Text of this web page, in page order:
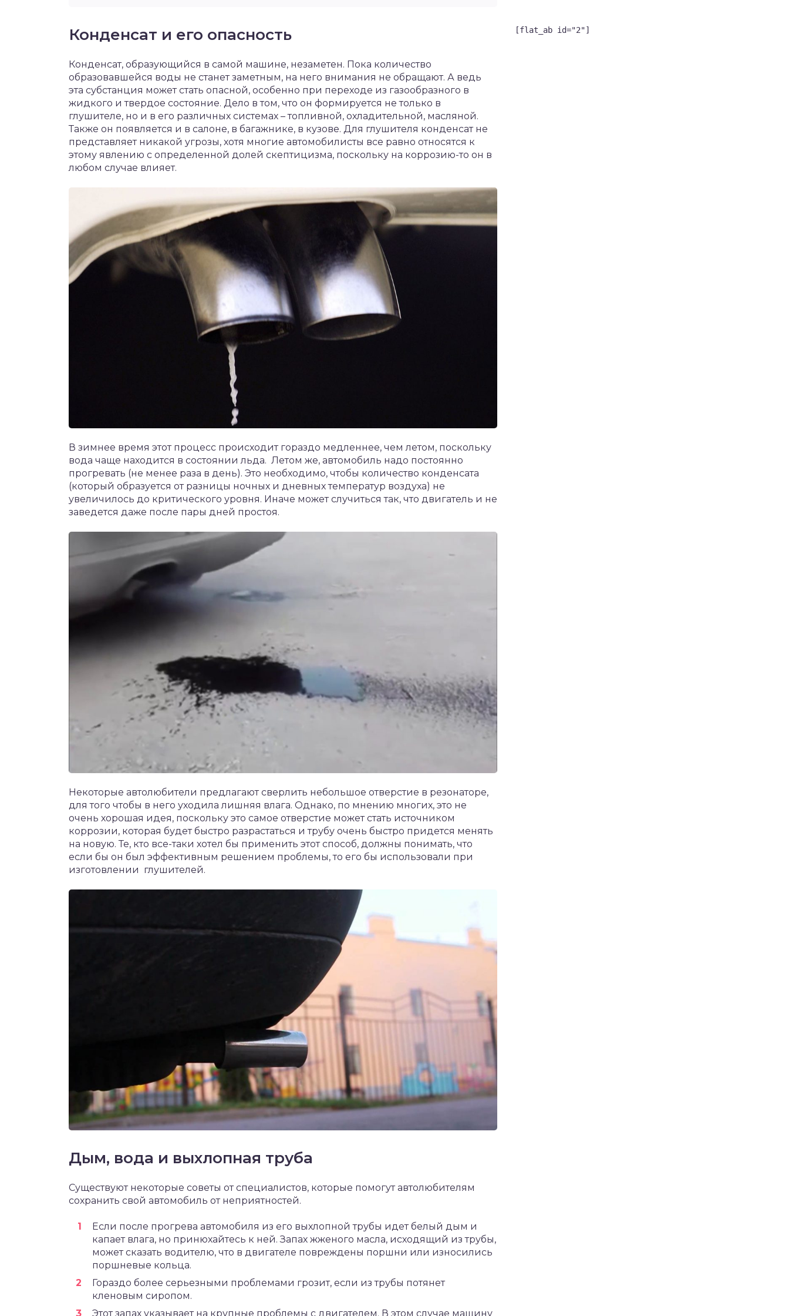
Конденсат и его опасность
Конденсат, образующийся в самой машине, незаметен. Пока количество
образовавшейся воды не станет заметным, на него внимания не обращают. А ведь
эта субстанция может стать опасной, особенно при переходе из газообразного в
жидкого и твердое состояние. Дело в том, что он формируется не только в
глушителе, но и в его различных системах – топливной, охладительной, масляной.
Также он появляется и в салоне, в багажнике, в кузове. Для глушителя конденсат не
представляет никакой угрозы, хотя многие автомобилисты все равно относятся к
этому явлению с определенной долей скептицизма, поскольку на коррозию-то он в
любом случае влияет.
В зимнее время этот процесс происходит гораздо медленнее, чем летом, поскольку
вода чаще находится в состоянии льда. Летом же, автомобиль надо постоянно
прогревать (не менее раза в день). Это необходимо, чтобы количество конденсата
(который образуется от разницы ночных и дневных температур воздуха) не
увеличилось до критического уровня. Иначе может случиться так, что двигатель и не
заведется даже после пары дней простоя.
Некоторые автолюбители предлагают сверлить небольшое отверстие в резонаторе,
для того чтобы в него уходила лишняя влага. Однако, по мнению многих, это не
очень хорошая идея, поскольку это самое отверстие может стать источником
коррозии, которая будет быстро разрастаться и трубу очень быстро придется менять
на новую. Те, кто все-таки хотел бы применить этот способ, должны понимать, что
если бы он был эффективным решением проблемы, то его бы использовали при
изготовлении глушителей.
Дым, вода и выхлопная труба
Существуют некоторые советы от специалистов, которые помогут автолюбителям
сохранить свой автомобиль от неприятностей.
Если после прогрева автомобиля из его выхлопной трубы идет белый дым и
капает влага, но принюхайтесь к ней. Запах жженого масла, исходящий из трубы,
может сказать водителю, что в двигателе повреждены поршни или износились
поршневые кольца.
Гораздо более серьезными проблемами грозит, если из трубы потянет
кленовым сиропом.
Этот запах указывает на крупные проблемы с двигателем. В этом случае машину
[flat_ab id="2"]